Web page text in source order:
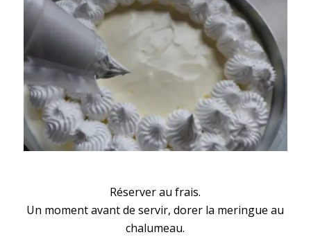
Réserver au frais.
Un moment avant de servir, dorer la meringue au
chalumeau.